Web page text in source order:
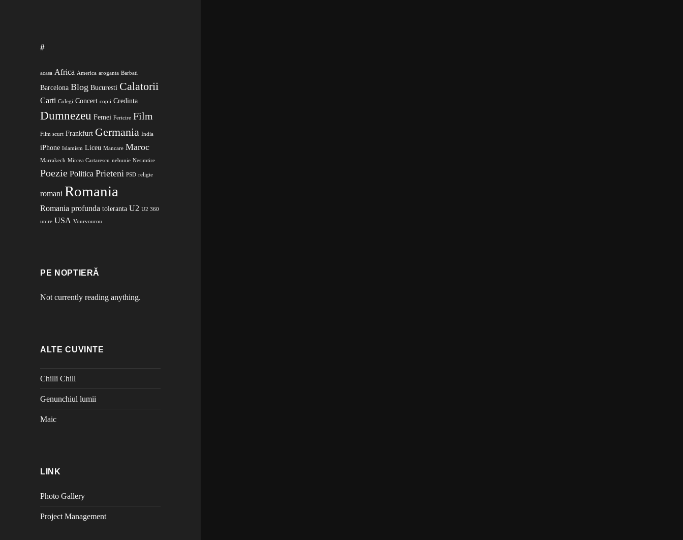
#
acasa Africa America aroganta Barbati
Barcelona Blog Bucuresti Calatorii
Carti Colegi Concert copii Credinta
Dumnezeu Femei Fericire Film
Film scurt Frankfurt Germania India
iPhone Islamism Liceu Mancare Maroc
Marrakech Mircea Cartarescu nebunie Nesimtire
Poezie Politica Prieteni PSD religie
romani Romania
Romania profunda toleranta U2 U2 360
unire USA Vourvourou
PE NOPTIERĂ
Not currently reading anything.
ALTE CUVINTE
Chilli Chill
Genunchiul lumii
Maic
LINK
Photo Gallery
Project Management